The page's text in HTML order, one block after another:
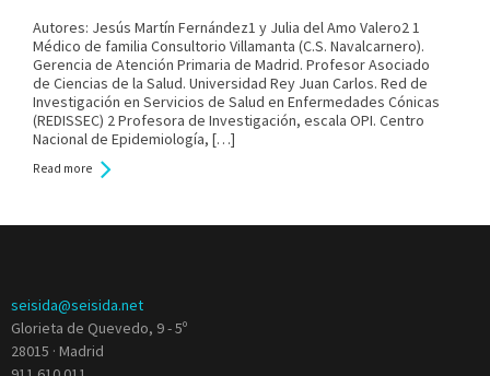
Autores: Jesús Martín Fernández1 y Julia del Amo Valero2 1
Médico de familia Consultorio Villamanta (C.S. Navalcarnero).
Gerencia de Atención Primaria de Madrid. Profesor Asociado
de Ciencias de la Salud. Universidad Rey Juan Carlos. Red de
Investigación en Servicios de Salud en Enfermedades Cónicas
(REDISSEC) 2 Profesora de Investigación, escala OPI. Centro
Nacional de Epidemiología, […]
Read more
seisida@seisida.net
Glorieta de Quevedo, 9 - 5º
28015 · Madrid